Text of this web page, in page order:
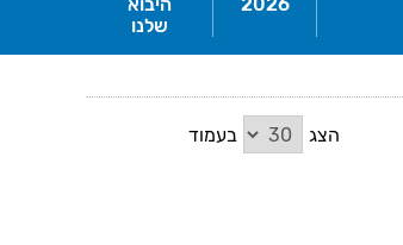
שלנו
הצג בעמוד